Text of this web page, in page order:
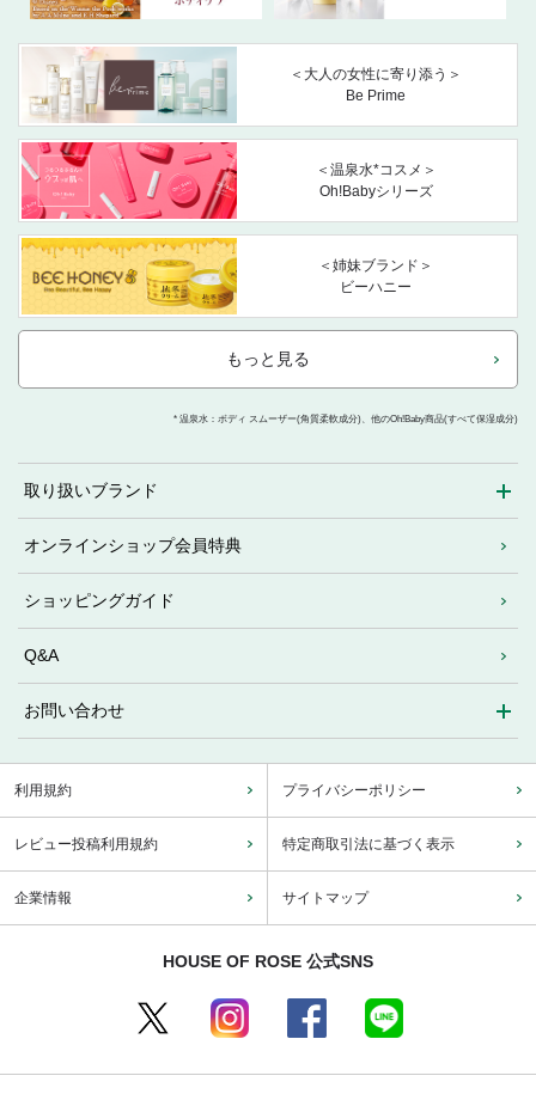
＜大人の女性に寄り添う＞
Be Prime
＜温泉水*コスメ＞
Oh!Babyシリーズ
＜姉妹ブランド＞
ビーハニー
もっと見る
* 温泉水：ボディ スムーザー(角質柔軟成分)、他のOh!Baby商品(すべて保湿成分)
取り扱いブランド
オンラインショップ会員特典
ショッピングガイド
Q&A
お問い合わせ
利用規約 プライバシーポリシー
レビュー投稿利用規約 特定商取引法に基づく表示
企業情報 サイトマップ
HOUSE OF ROSE 公式SNS